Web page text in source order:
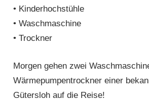
• Kinderhochstühle
• Waschmaschine
• Trockner
Morgen gehen zwei
Wärmepumpentrockner einer
Gütersloh auf die Reise!